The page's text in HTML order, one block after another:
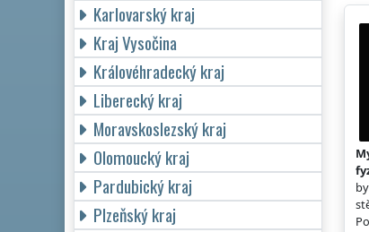
Karlovarský kraj
Kraj Vysočina
Královéhradecký kraj
Liberecký kraj
Moravskoslezský kraj
Olomoucký kraj
Pardubický kraj
Plzeňský kraj